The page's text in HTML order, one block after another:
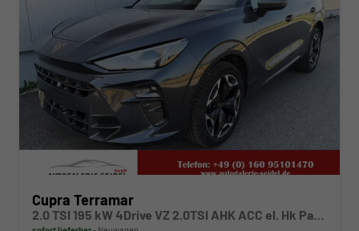
Cupra Terramar
2.0 TSI 195 kW 4Drive VZ 2.0TSI AHK ACC el. Hk Pano GV5/100TKM